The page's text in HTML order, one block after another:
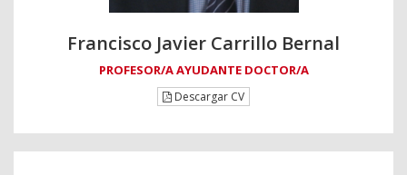
Francisco Javier Carrillo Bernal
PROFESOR/A AYUDANTE DOCTOR/A
Descargar CV